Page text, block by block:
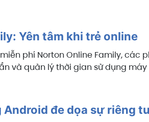
Yên tâm khi trẻ online
phí Norton Online Family, các
và quản lý thời gian sử dụng
Android đe dọa sự riêng